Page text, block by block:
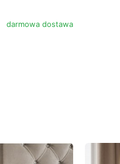
darmowa dostawa